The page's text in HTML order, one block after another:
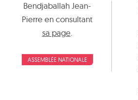
Bendjaballah Jean-
Pierre en consultant
sa page
ASSEMBLÉE NATIONALE